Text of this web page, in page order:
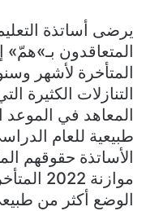
يرضى أساتذة
المتعاقدون
المتأخرة لأشهر
التنازلات الكثيرة
المعاهد في الموعد
طبيعية للعام
الأساتذة حقوقهم
موازنة
الوضع أكثر من